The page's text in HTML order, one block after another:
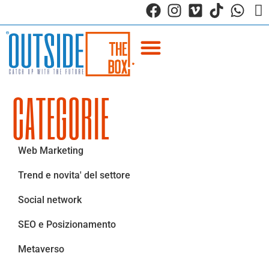
CATEGORIE
Web Marketing
Trend e novita' del settore
Social network
SEO e Posizionamento
Metaverso